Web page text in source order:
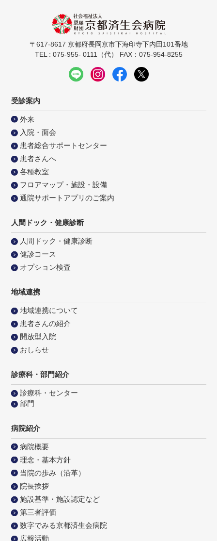
〒617-8617 京都府長岡京市下海印寺下内田101番地
TEL : 075-955- 0111（代） FAX：075-954-8255
受診案内
外来
入院・面会
患者総合サポートセンター
患者さんへ
各種教室
フロアマップ・施設・設備
通院サポートアプリのご案内
人間ドック・健康診断
人間ドック・健康診断
健診コース
オプション検査
地域連携
地域連携について
患者さんの紹介
開放型入院
おしらせ
診療科・部門紹介
診療科・センター
部門
病院紹介
病院概要
理念・基本方針
当院の歩み（沿革）
院長挨拶
施設基準・施設認定など
第三者評価
数字でみる京都済生会病院
広報活動